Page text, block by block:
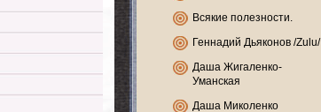
Всякие полезности.
Геннадий Дьяконов /Zulu/
Даша Жигаленко-
Уманская
Даша Миколенко